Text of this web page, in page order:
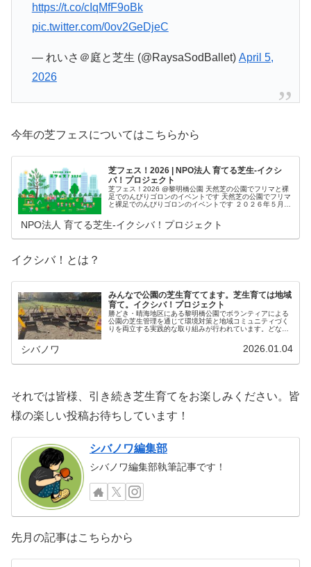
https://t.co/cIqMfF9oBk
pic.twitter.com/0ov2GeDjeC
— れいさ＠庭と芝生 (@RaysaSodBallet) April 5,
2026
今年の芝フェスについてはこちらから
芝フェス！2026 | NPO法人 育てる芝生-イクシ
バ！プロジェクト
芝フェス！2026 @黎明橋公園 天然芝の公園でフリマと裸
足でのんびりゴロンのイベントです 天然芝の公園でフリマ
と裸足でのんびりゴロンのイベントです ２０２６年５月１
７日（日）に順延。順
NPO法人 育てる芝生-イクシバ！プロジェクト
イクシバ！とは？
みんなで公園の芝生育ててます。芝生育ては地域
育て。イクシバ！プロジェクト
勝どき・晴海地区にある黎明橋公園でボランティアによる
公園の芝生管理を通じて環境対策と地域コミュニティづく
りを両立する実践的な取り組みが行われています。どなた
シバノワ 2026.01.04
それでは皆様、引き続き芝生育てをお楽しみください。皆
様の楽しい投稿お待ちしています！
シバノワ編集部
シバノワ編集部執筆記事です！
先月の記事はこちらから